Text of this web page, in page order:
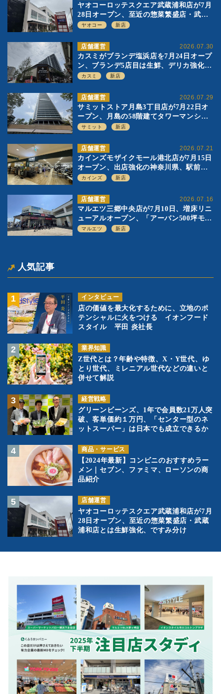
ヤオコーロッテスクエア武蔵浦和店が7月
28日オープン、至近の惣菜繁盛店・武蔵
浦和店とは生鮮強化、ですみ分け
ヤオコー 新店
2026.07.30
店舗運営
カスミがブランデ塩浜店を7月24日オープ
ン、ブランデ5店目は生鮮、デリカ強化の
一方で通常店の要素も取り入れ
カスミ 新店
2026.07.29
店舗運営
サミットストア月島3丁目店が7月22日オ
ープン、月島の58階建てタワーマンショ
ン1階に生鮮強化の小商圏型店を出店
サミット 新店
2026.07.21
店舗運営
カインズモザイクモール港北店が7月15日
オープン、出店強化の神奈川県、駅前
SC2階の都市型小型店
カインズ 新店
2026.07.16
店舗運営
マルエツ三郷中央店が7月10日、増床リニ
ューアルオープン、「アーバン500坪モデ
ル」の実験を集大成、駅前立地受け、寿
マルエツ 新店
人気記事
インタビュー
店の価値を最大化するために、立地のポ
テンシャルに火をつける イオンフード
スタイル 平田 炎社長
業界知識
Z世代とは？年齢や特徴、X・Y世代、ゆ
とり世代、ミレニアル世代などの違いと
併せて解説
経営戦略
グリーンビーンズ、1年で会員数21万人突
破、客単価約１万円、「センター型のネ
ットスーパー」は日本でも成立できるか
商品・サービス
【2024年最新】コンビニのおすすめラー
メン｜セブン、ファミマ、ローソンの商
品紹介
店舗運営
ヤオコーロッテスクエア武蔵浦和店が7月
28日オープン、至近の惣菜繁盛店・武蔵
浦和店とは生鮮強化、ですみ分け